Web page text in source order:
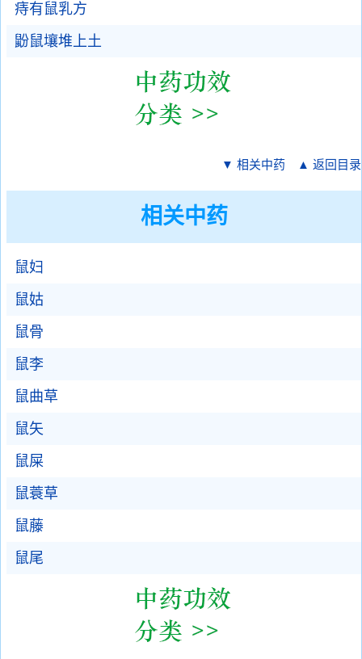
痔有鼠乳方
鼢鼠壤堆上土
▼ 相关中药 ▲ 返回目录
相关中药
鼠妇
鼠姑
鼠骨
鼠李
鼠曲草
鼠矢
鼠屎
鼠蓑草
鼠藤
鼠尾